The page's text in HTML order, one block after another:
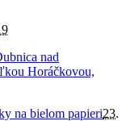
na bielom papieri23.